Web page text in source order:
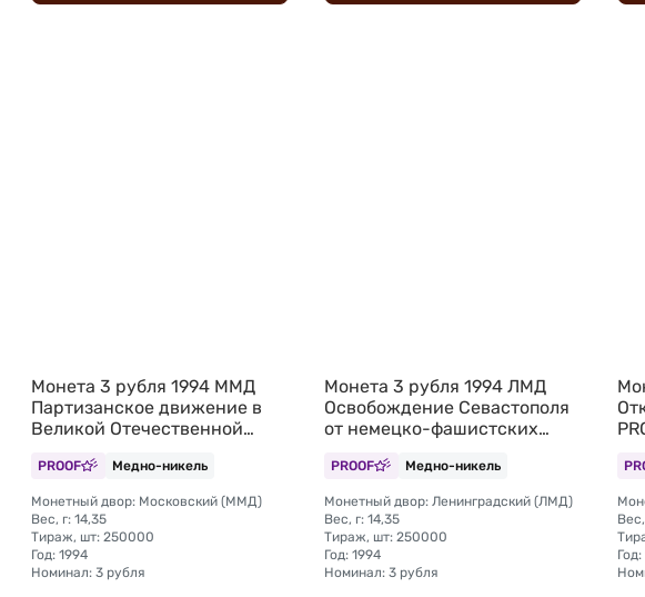
Монета 3 рубля 1994 ММД
Партизанское движение в
Великой Отечественной
PROOF Медно-никель
Монетный двор: Московский (ММД)
Вес, г: 14,35
Тираж, шт: 250000
Год: 1994
Номинал: 3 рубля
Монета 3 рубля 1994 ЛМД
Освобождение Севастополя
от немецко-фашистских
PROOF Медно-никель
Монетный двор: Ленинградский (ЛМД)
Вес, г: 14,35
Тираж, шт: 250000
Год: 1994
Номинал: 3 рубля